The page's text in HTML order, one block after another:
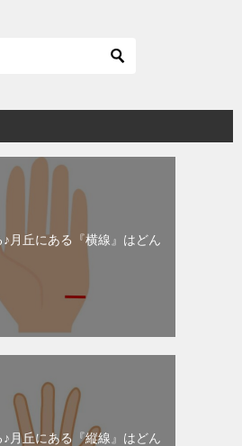
月丘にある『横線』はどん
月丘にある『縦線』はどん